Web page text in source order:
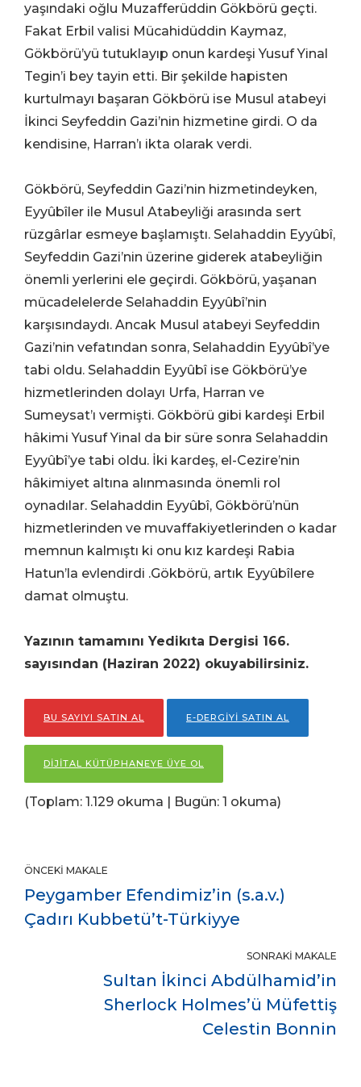
yaşındaki oğlu Muzafferüddin Gökbörü geçti.
Fakat Erbil valisi Mücahidüddin Kaymaz,
Gökbörü’yü tutuklayıp onun kardeşi Yusuf Yinal
Tegin’i bey tayin etti. Bir şekilde hapisten
kurtulmayı başaran Gökbörü ise Musul atabeyi
İkinci Seyfeddin Gazi’nin hizmetine girdi. O da
kendisine, Harran’ı ikta olarak verdi.
Gökbörü, Seyfeddin Gazi’nin hizmetindeyken,
Eyyûbîler ile Musul Atabeyliği arasında sert
rüzgârlar esmeye başlamıştı. Selahaddin Eyyûbî,
Seyfeddin Gazi’nin üzerine giderek atabeyliğin
önemli yerlerini ele geçirdi. Gökbörü, yaşanan
mücadelelerde Selahaddin Eyyûbî’nin
karşısındaydı. Ancak Musul atabeyi Seyfeddin
Gazi’nin vefatından sonra, Selahaddin Eyyûbî’ye
tabi oldu. Selahaddin Eyyûbî ise Gökbörü’ye
hizmetlerinden dolayı Urfa, Harran ve
Sumeysat’ı vermişti. Gökbörü gibi kardeşi Erbil
hâkimi Yusuf Yinal da bir süre sonra Selahaddin
Eyyûbî’ye tabi oldu. İki kardeş, el-Cezire’nin
hâkimiyet altına alınmasında önemli rol
oynadılar. Selahaddin Eyyûbî, Gökbörü’nün
hizmetlerinden ve muvaffakiyetlerinden o kadar
memnun kalmıştı ki onu kız kardeşi Rabia
Hatun’ la evlendirdi .Gökbörü, artık Eyyûbîlere
damat olmuştu.
Yazının tamamını Yedikıta Dergisi 166.
sayısından (Haziran 2022) okuyabilirsiniz.
BU SAYIYI SATIN AL E-DERGİYİ SATIN AL
DİJİTAL KÜTÜPHANEYE ÜYE OL
(Toplam: 1.129 okuma | Bugün: 1 okuma)
ÖNCEKI MAKALE
Peygamber Efendimiz’in (s.a.v.)
Çadırı Kubbetü’t-Türkiyye
SONRAKI MAKALE
Sultan İkinci Abdülhamid’in
Sherlock Holmes’ü Müfettiş
Celestin Bonnin